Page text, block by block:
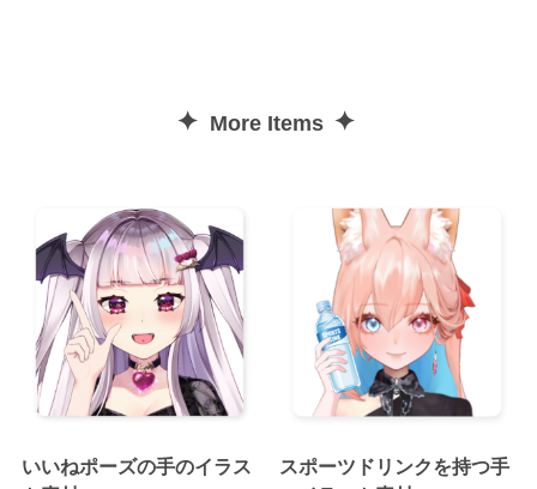
✦ More Items ✦
いいねポーズの手のイラス
スポーツドリンクを持つ手